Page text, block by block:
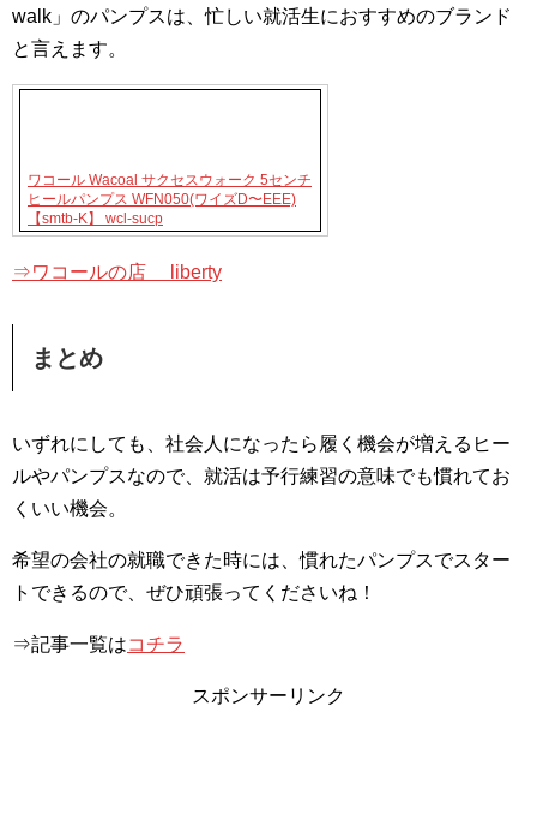
walk」のパンプスは、忙しい就活生におすすめのブランド
と言えます。
ワコール Wacoal サクセスウォーク 5センチ
ヒールパンプス WFN050(ワイズD〜EEE)
【smtb-K】 wcl-sucp
⇒ワコールの店 liberty
まとめ
いずれにしても、社会人になったら履く機会が増えるヒー
ルやパンプスなので、就活は予行練習の意味でも慣れてお
くいい機会。
希望の会社の就職できた時には、慣れたパンプスでスター
トできるので、ぜひ頑張ってくださいね！
⇒記事一覧はコチラ
スポンサーリンク